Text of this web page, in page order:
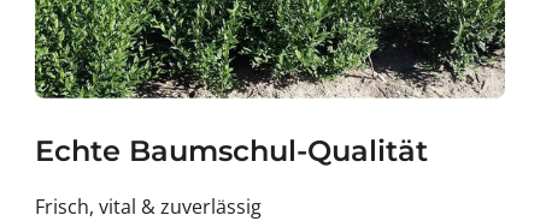
Echte Baumschul-Qualität
Frisch, vital & zuverlässig